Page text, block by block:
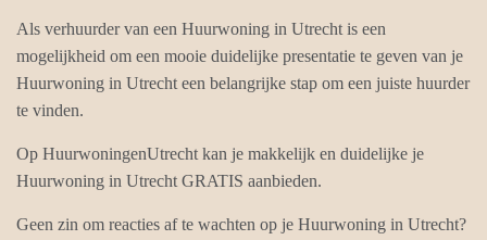
Als verhuurder van een Huurwoning in Utrecht is een
mogelijkheid om een mooie duidelijke presentatie te geven van je
Huurwoning in Utrecht een belangrijke stap om een juiste huurder
te vinden.
Op HuurwoningenUtrecht kan je makkelijk en duidelijke je
Huurwoning in Utrecht GRATIS aanbieden.
Geen zin om reacties af te wachten op je Huurwoning in Utrecht?